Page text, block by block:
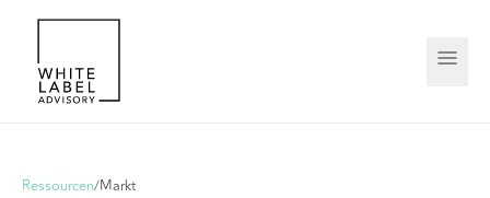
Ressourcen/Markt